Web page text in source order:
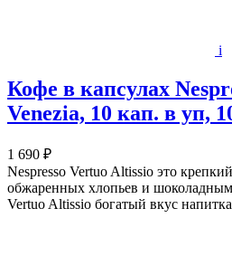
i
Кофе в капсулах
Venezia, 10 кап. в уп,
1 690 ₽
Nespresso Vertuo Altissio это
обжаренных хлопьев и
Vertuo Altissio богатый вкус напитка